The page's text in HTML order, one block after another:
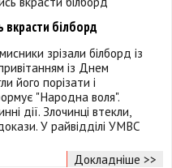
вкрасти білборд
зрізали білборд із
із Днем
його порізати і
"Народна воля".
дії. Злочинці втекли,
У райвідділі УМВС
Докладніше >>